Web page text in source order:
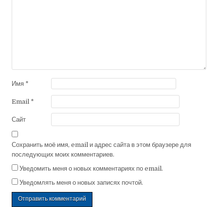
Имя *
Email *
Сайт
Сохранить моё имя, email и адрес сайта в этом браузере для
последующих моих комментариев.
Уведомить меня о новых комментариях по email.
Уведомлять меня о новых записях почтой.